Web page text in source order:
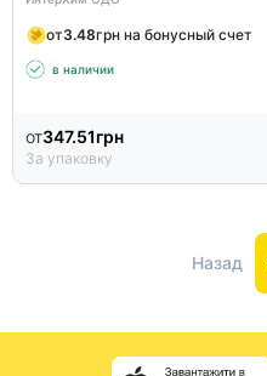
от3.48грн на бонусный счет
в наличии
от347.51грн
За упаковку
Назад